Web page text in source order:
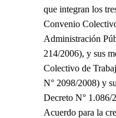
que integran los
Convenio
Administración
214/2006), y sus
Colectivo de
N° 2098/2008) y
Decreto N° 1.086/
Acuerdo para la